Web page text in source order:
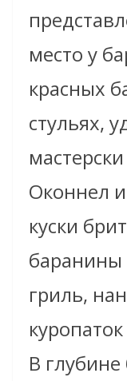
место у
красных
стульях,
Оконнел
куски
баранины
гриль,
В